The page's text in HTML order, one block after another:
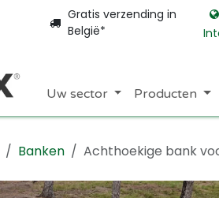
Gratis verzending in
België*
Uw sector Producten
Banken Achthoekige bank